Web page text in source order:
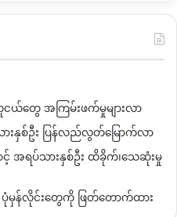
တွေ အကြမ်းဖက်မှုများလာ
ားနှစ်ဦး ပြန်လည်လွတ်မြောက်လာ
အရပ်သားနှစ်ဦး ထိခိုက်၊သေဆုံးမှု
ပုံမှန်လိုင်းတွေကို ဖြတ်တောက်ထား